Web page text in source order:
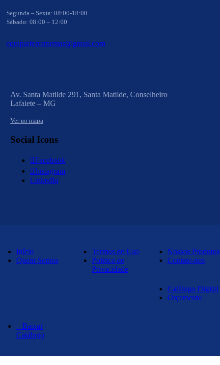
Segunda – Sexta: 08:00-18:00
Sábado: 08:00 – 12:00
equiparferramentas@gmail.com
Av. Santa Matilde 291, Santa Matilde, Conselheiro
Lafaiete – MG
Ver no mapa
Social Icons
Facebook
Instagram
LinkedIn
Início
Quem Somos
Termos de Uso
Politica de
Privacidade
Nossos Produtos
Contate-nos
Catálogo Digital
Orçamento
– Baixar
Catálogo